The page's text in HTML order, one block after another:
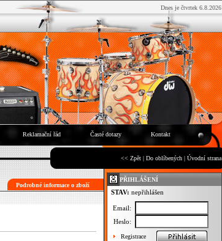
Dnes je čtvrtek 6.8.2026
Reklamační řád Časté dotazy Kontakt
<< Zpět | Do oblíbených | Úvodní strana
Podrobné informace o zboží
PŘIHLÁŠENÍ
STAV: nepřihlášen
Email:
Heslo:
Registrace